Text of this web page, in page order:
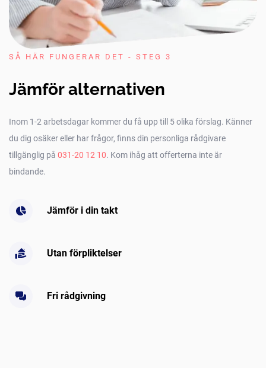
SÅ HÄR FUNGERAR DET - STEG 3
Jämför alternativen
Inom 1-2 arbetsdagar kommer du få upp till 5 olika förslag. Känner
du dig osäker eller har frågor, finns din personliga rådgivare
tillgänglig på 031-20 12 10. Kom ihåg att offerterna inte är
bindande.
Jämför i din takt
Utan förpliktelser
Fri rådgivning